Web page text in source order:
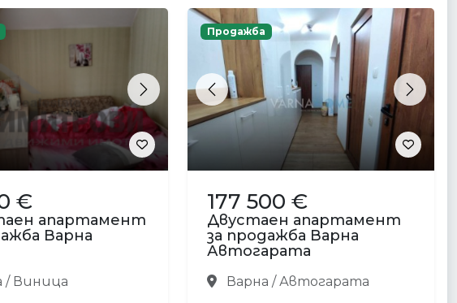
Next
€
апартамент
Варна
/ Виница
Previous Next
Продажба
177 500 €
Двустаен апартамент
за продажба Варна
Автогарата
Варна / Автогарата